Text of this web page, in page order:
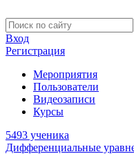
Вход
Регистрация
Мероприятия
Пользователи
Видеозаписи
Курсы
5493 ученика
Дифференциальные